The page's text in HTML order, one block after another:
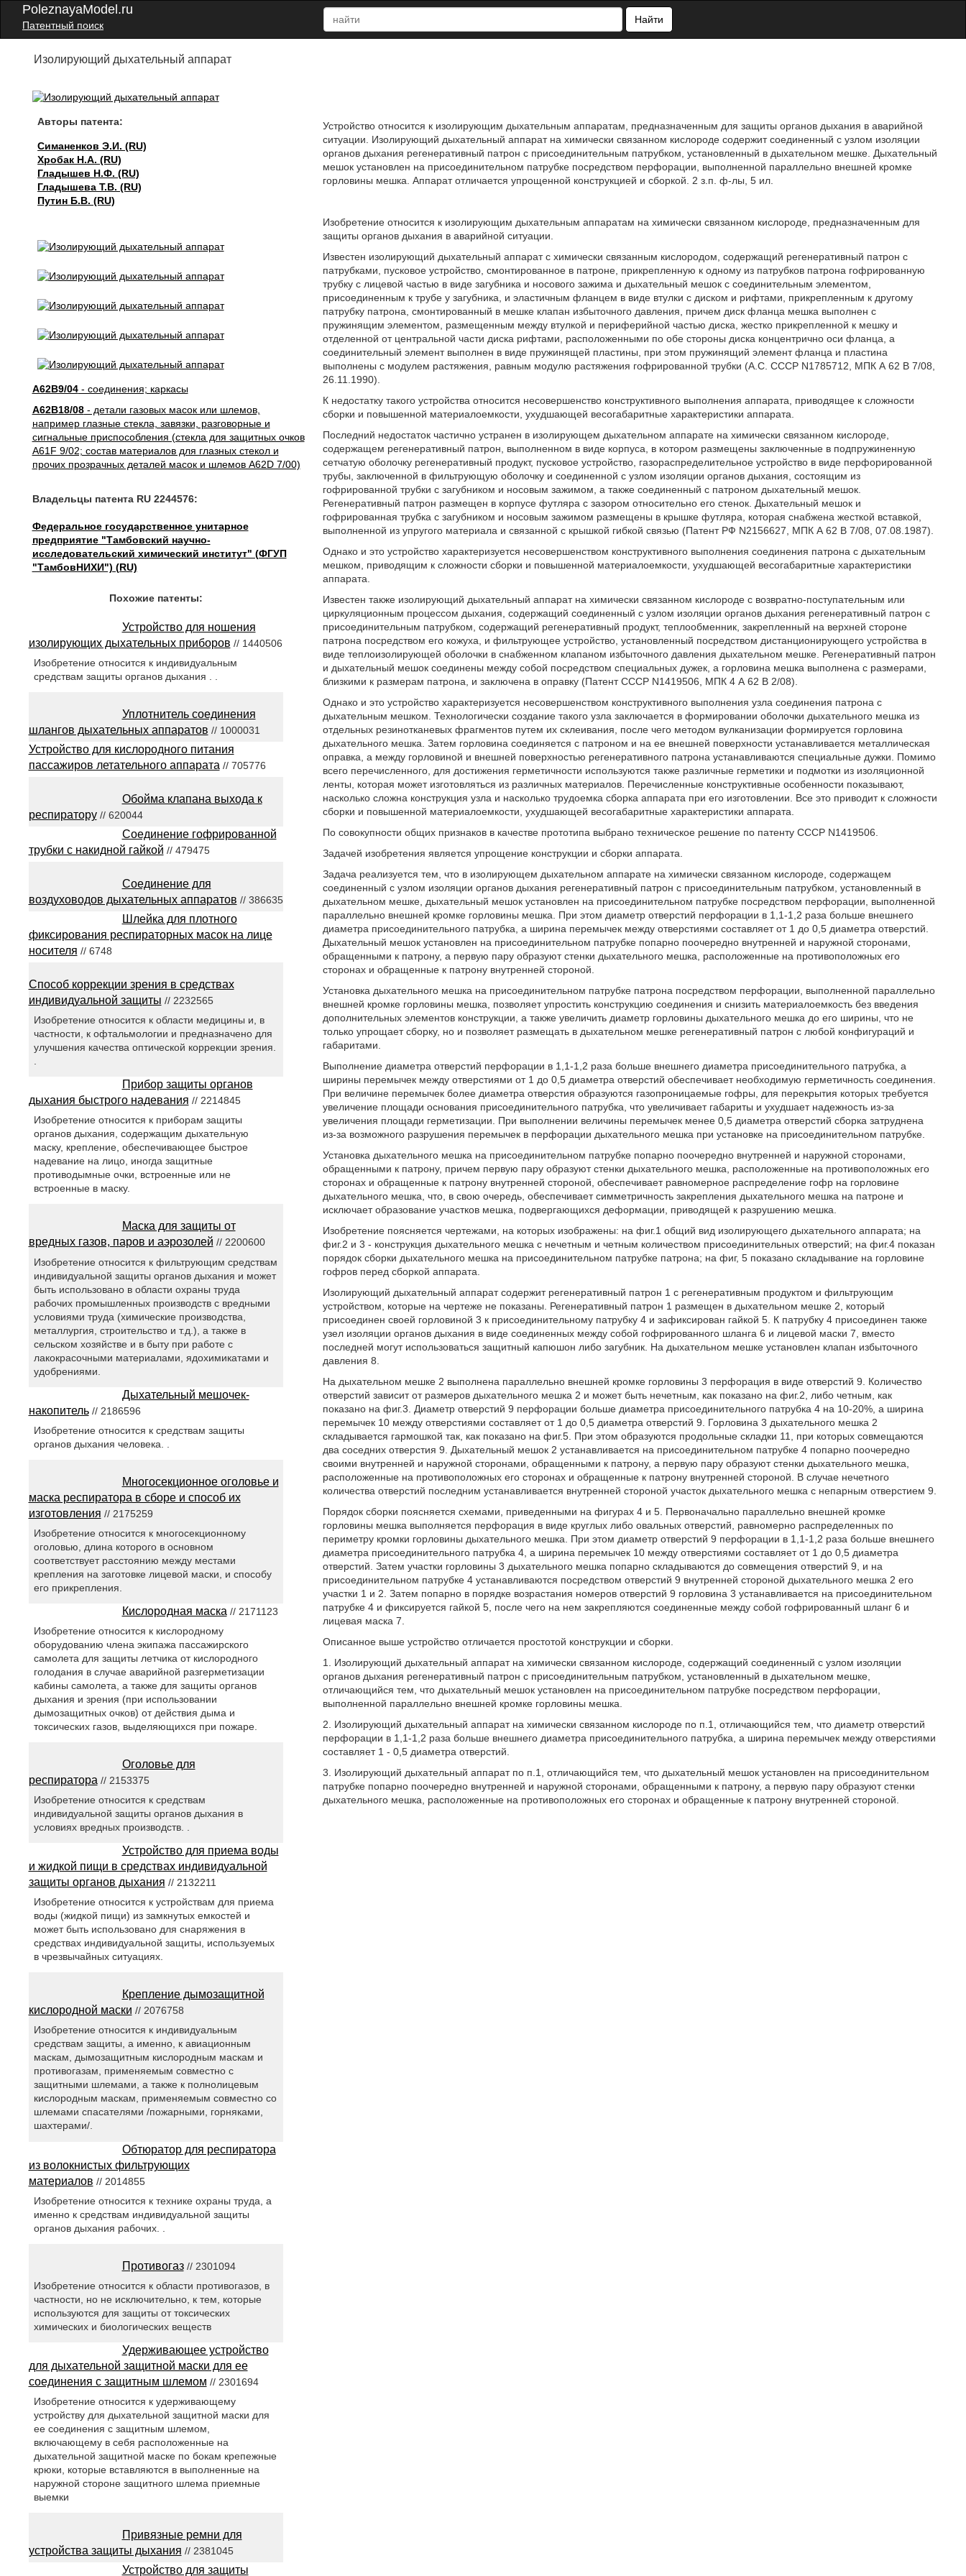
PoleznayaModel.ru
Патентный поиск
Найти
Изолирующий дыхательный аппарат
Авторы патента:
Симаненков Э.И. (RU)
Хробак Н.А. (RU)
Гладышев Н.Ф. (RU)
Гладышева Т.В. (RU)
Путин Б.В. (RU)
A62B9/04- соединения; каркасы
A62B18/08- детали газовых масок или шлемов,
например глазные стекла, завязки, разговорные и
сигнальные приспособления (стекла для защитных очков
A61F 9/02; состав материалов для глазных стекол и
прочих прозрачных деталей масок и шлемов A62D 7/00)
Владельцы патента RU 2244576:
Федеральное государственное унитарное
предприятие "Тамбовский научно-
исследовательский химический институт" (ФГУП
"ТамбовНИХИ") (RU)
Устройство относится к изолирующим дыхательным аппаратам, предназначенным для защиты органов дыхания в аварийной
ситуации. Изолирующий дыхательный аппарат на химически связанном кислороде содержит соединенный с узлом изоляции
органов дыхания регенеративный патрон с присоединительным патрубком, установленный в дыхательном мешке. Дыхательный
мешок установлен на присоединительном патрубке посредством перфорации, выполненной параллельно внешней кромке
горловины мешка. Аппарат отличается упрощенной конструкцией и сборкой. 2 з.п. ф-лы, 5 ил.
Изобретение относится к изолирующим дыхательным аппаратам на химически связанном кислороде, предназначенным для
защиты органов дыхания в аварийной ситуации.
Известен изолирующий дыхательный аппарат с химически связанным кислородом, содержащий регенеративный патрон с
патрубками, пусковое устройство, смонтированное в патроне, прикрепленную к одному из патрубков патрона гофрированную
трубку с лицевой частью в виде загубника и носового зажима и дыхательный мешок с соединительным элементом,
присоединенным к трубе у загубника, и эластичным фланцем в виде втулки с диском и рифтами, прикрепленным к другому
патрубку патрона, смонтированный в мешке клапан избыточного давления, причем диск фланца мешка выполнен с
пружинящим элементом, размещенным между втулкой и периферийной частью диска, жестко прикрепленной к мешку и
отделенной от центральной части диска рифтами, расположенными по обе стороны диска концентрично оси фланца, а
соединительный элемент выполнен в виде пружинящей пластины, при этом пружинящий элемент фланца и пластина
выполнены с модулем растяжения, равным модулю растяжения гофрированной трубки (А.С. СССР N1785712, МПК А 62 В 7/08,
26.11.1990).
К недостатку такого устройства относится несовершенство конструктивного выполнения аппарата, приводящее к сложности
сборки и повышенной материалоемкости, ухудшающей весогабаритные характеристики аппарата.
Последний недостаток частично устранен в изолирующем дыхательном аппарате на химически связанном кислороде,
содержащем регенеративный патрон, выполненном в виде корпуса, в котором размещены заключенные в подпружиненную
сетчатую оболочку регенеративный продукт, пусковое устройство, газораспределительное устройство в виде перфорированной
трубы, заключенной в фильтрующую оболочку и соединенной с узлом изоляции органов дыхания, состоящим из
гофрированной трубки с загубником и носовым зажимом, а также соединенный с патроном дыхательный мешок.
Регенеративный патрон размещен в корпусе футляра с зазором относительно его стенок. Дыхательный мешок и
гофрированная трубка с загубником и носовым зажимом размещены в крышке футляра, которая снабжена жесткой вставкой,
выполненной из упругого материала и связанной с крышкой гибкой связью (Патент РФ N2156627, МПК А 62 В 7/08, 07.08.1987).
Однако и это устройство характеризуется несовершенством конструктивного выполнения соединения патрона с дыхательным
мешком, приводящим к сложности сборки и повышенной материалоемкости, ухудшающей весогабаритные характеристики
аппарата.
Известен также изолирующий дыхательный аппарат на химически связанном кислороде с возвратно-поступательным или
циркуляционным процессом дыхания, содержащий соединенный с узлом изоляции органов дыхания регенеративный патрон с
присоединительным патрубком, содержащий регенеративный продукт, теплообменник, закрепленный на верхней стороне
патрона посредством его кожуха, и фильтрующее устройство, установленный посредством дистанционирующего устройства в
виде теплоизолирующей оболочки в снабженном клапаном избыточного давления дыхательном мешке. Регенеративный патрон
и дыхательный мешок соединены между собой посредством специальных дужек, а горловина мешка выполнена с размерами,
близкими к размерам патрона, и заключена в оправку (Патент СССР N1419506, МПК 4 А 62 В 2/08).
Однако и это устройство характеризуется несовершенством конструктивного выполнения узла соединения патрона с
дыхательным мешком. Технологически создание такого узла заключается в формировании оболочки дыхательного мешка из
отдельных резинотканевых фрагментов путем их склеивания, после чего методом вулканизации формируется горловина
дыхательного мешка. Затем горловина соединяется с патроном и на ее внешней поверхности устанавливается металлическая
оправка, а между горловиной и внешней поверхностью регенеративного патрона устанавливаются специальные дужки. Помимо
всего перечисленного, для достижения герметичности используются также различные герметики и подмотки из изоляционной
ленты, которая может изготовляться из различных материалов. Перечисленные конструктивные особенности показывают,
насколько сложна конструкция узла и насколько трудоемка сборка аппарата при его изготовлении. Все это приводит к сложности
сборки и повышенной материалоемкости, ухудшающей весогабаритные характеристики аппарата.
По совокупности общих признаков в качестве прототипа выбрано техническое решение по патенту СССР N1419506.
Задачей изобретения является упрощение конструкции и сборки аппарата.
Задача реализуется тем, что в изолирующем дыхательном аппарате на химически связанном кислороде, содержащем
соединенный с узлом изоляции органов дыхания регенеративный патрон с присоединительным патрубком, установленный в
дыхательном мешке, дыхательный мешок установлен на присоединительном патрубке посредством перфорации, выполненной
параллельно внешней кромке горловины мешка. При этом диаметр отверстий перфорации в 1,1-1,2 раза больше внешнего
диаметра присоединительного патрубка, а ширина перемычек между отверстиями составляет от 1 до 0,5 диаметра отверстий.
Дыхательный мешок установлен на присоединительном патрубке попарно поочередно внутренней и наружной сторонами,
обращенными к патрону, а первую пару образуют стенки дыхательного мешка, расположенные на противоположных его
сторонах и обращенные к патрону внутренней стороной.
Установка дыхательного мешка на присоединительном патрубке патрона посредством перфорации, выполненной параллельно
внешней кромке горловины мешка, позволяет упростить конструкцию соединения и снизить материалоемкость без введения
дополнительных элементов конструкции, а также увеличить диаметр горловины дыхательного мешка до его ширины, что не
только упрощает сборку, но и позволяет размещать в дыхательном мешке регенеративный патрон с любой конфигураций и
габаритами.
Выполнение диаметра отверстий перфорации в 1,1-1,2 раза больше внешнего диаметра присоединительного патрубка, а
ширины перемычек между отверстиями от 1 до 0,5 диаметра отверстий обеспечивает необходимую герметичность соединения.
При величине перемычек более диаметра отверстия образуются газопроницаемые гофры, для перекрытия которых требуется
увеличение площади основания присоединительного патрубка, что увеличивает габариты и ухудшает надежность из-за
увеличения площади герметизации. При выполнении величины перемычек менее 0,5 диаметра отверстий сборка затруднена
из-за возможного разрушения перемычек в перфорации дыхательного мешка при установке на присоединительном патрубке.
Установка дыхательного мешка на присоединительном патрубке попарно поочередно внутренней и наружной сторонами,
обращенными к патрону, причем первую пару образуют стенки дыхательного мешка, расположенные на противоположных его
сторонах и обращенные к патрону внутренней стороной, обеспечивает равномерное распределение гофр на горловине
дыхательного мешка, что, в свою очередь, обеспечивает симметричность закрепления дыхательного мешка на патроне и
исключает образование участков мешка, подвергающихся деформации, приводящей к разрушению мешка.
Изобретение поясняется чертежами, на которых изображены: на фиг.1 общий вид изолирующего дыхательного аппарата; на
фиг.2 и 3 - конструкция дыхательного мешка с нечетным и четным количеством присоединительных отверстий; на фиг.4 показан
порядок сборки дыхательного мешка на присоединительном патрубке патрона; на фиг, 5 показано складывание на горловине
гофров перед сборкой аппарата.
Изолирующий дыхательный аппарат содержит регенеративный патрон 1 с регенеративным продуктом и фильтрующим
устройством, которые на чертеже не показаны. Регенеративный патрон 1 размещен в дыхательном мешке 2, который
присоединен своей горловиной 3 к присоединительному патрубку 4 и зафиксирован гайкой 5. К патрубку 4 присоединен также
узел изоляции органов дыхания в виде соединенных между собой гофрированного шланга 6 и лицевой маски 7, вместо
последней могут использоваться защитный капюшон либо загубник. На дыхательном мешке установлен клапан избыточного
давления 8.
На дыхательном мешке 2 выполнена параллельно внешней кромке горловины 3 перфорация в виде отверстий 9. Количество
отверстий зависит от размеров дыхательного мешка 2 и может быть нечетным, как показано на фиг.2, либо четным, как
показано на фиг.3. Диаметр отверстий 9 перфорации больше диаметра присоединительного патрубка 4 на 10-20%, а ширина
перемычек 10 между отверстиями составляет от 1 до 0,5 диаметра отверстий 9. Горловина 3 дыхательного мешка 2
складывается гармошкой так, как показано на фиг.5. При этом образуются продольные складки 11, при которых совмещаются
два соседних отверстия 9. Дыхательный мешок 2 устанавливается на присоединительном патрубке 4 попарно поочередно
своими внутренней и наружной сторонами, обращенными к патрону, а первую пару образуют стенки дыхательного мешка,
расположенные на противоположных его сторонах и обращенные к патрону внутренней стороной. В случае нечетного
количества отверстий последним устанавливается внутренней стороной участок дыхательного мешка с непарным отверстием 9.
Порядок сборки поясняется схемами, приведенными на фигурах 4 и 5. Первоначально параллельно внешней кромке
горловины мешка выполняется перфорация в виде круглых либо овальных отверстий, равномерно распределенных по
периметру кромки горловины дыхательного мешка. При этом диаметр отверстий 9 перфорации в 1,1-1,2 раза больше внешнего
диаметра присоединительного патрубка 4, а ширина перемычек 10 между отверстиями составляет от 1 до 0,5 диаметра
отверстий. Затем участки горловины 3 дыхательного мешка попарно складываются до совмещения отверстий 9, и на
присоединительном патрубке 4 устанавливаются посредством отверстий 9 внутренней стороной дыхательного мешка 2 его
участки 1 и 2. Затем попарно в порядке возрастания номеров отверстий 9 горловина 3 устанавливается на присоединительном
патрубке 4 и фиксируется гайкой 5, после чего на нем закрепляются соединенные между собой гофрированный шланг 6 и
лицевая маска 7.
Описанное выше устройство отличается простотой конструкции и сборки.
1. Изолирующий дыхательный аппарат на химически связанном кислороде, содержащий соединенный с узлом изоляции
органов дыхания регенеративный патрон с присоединительным патрубком, установленный в дыхательном мешке,
отличающийся тем, что дыхательный мешок установлен на присоединительном патрубке посредством перфорации,
выполненной параллельно внешней кромке горловины мешка.
2. Изолирующий дыхательный аппарат на химически связанном кислороде по п.1, отличающийся тем, что диаметр отверстий
перфорации в 1,1-1,2 раза больше внешнего диаметра присоединительного патрубка, а ширина перемычек между отверстиями
составляет 1 - 0,5 диаметра отверстий.
3. Изолирующий дыхательный аппарат по п.1, отличающийся тем, что дыхательный мешок установлен на присоединительном
патрубке попарно поочередно внутренней и наружной сторонами, обращенными к патрону, а первую пару образуют стенки
дыхательного мешка, расположенные на противоположных его сторонах и обращенные к патрону внутренней стороной.
Похожие патенты:
Устройство для ношения
изолирующих дыхательных приборов // 1440506
Изобретение относится к индивидуальным
средствам защиты органов дыхания . .
Уплотнитель соединения
шлангов дыхательных аппаратов // 1000031
Устройство для кислородного питания
пассажиров летательного аппарата // 705776
Обойма клапана выхода к
респиратору// 620044
Соединение гофрированной
трубки с накидной гайкой // 479475
Соединение для
воздуховодов дыхательных аппаратов // 386635
Шлейка для плотного
фиксирования респираторных масок на лице
носителя // 6748
Способ коррекции зрения в средствах
индивидуальной защиты // 2232565
Изобретение относится к области медицины и, в
частности, к офтальмологии и предназначено для
улучшения качества оптической коррекции зрения.
.
Прибор защиты органов
дыхания быстрого надевания // 2214845
Изобретение относится к приборам защиты
органов дыхания, содержащим дыхательную
маску, крепление, обеспечивающее быстрое
надевание на лицо, иногда защитные
противодымные очки, встроенные или не
встроенные в маску.
Маска для защиты от
вредных газов, паров и аэрозолей // 2200600
Изобретение относится к фильтрующим средствам
индивидуальной защиты органов дыхания и может
быть использовано в области охраны труда
рабочих промышленных производств с вредными
условиями труда (химические производства,
металлургия, строительство и т.д.), а также в
сельском хозяйстве и в быту при работе с
лакокрасочными материалами, ядохимикатами и
удобрениями.
Дыхательный мешочек-
накопитель// 2186596
Изобретение относится к средствам защиты
органов дыхания человека. .
Многосекционное оголовье и
маска респиратора в сборе и способ их
изготовления // 2175259
Изобретение относится к многосекционному
оголовью, длина которого в основном
соответствует расстоянию между местами
крепления на заготовке лицевой маски, и способу
его прикрепления.
Кислородная маска // 2171123
Изобретение относится к кислородному
оборудованию члена экипажа пассажирского
самолета для защиты летчика от кислородного
голодания в случае аварийной разгерметизации
кабины самолета, а также для защиты органов
дыхания и зрения (при использовании
дымозащитных очков) от действия дыма и
токсических газов, выделяющихся при пожаре.
Оголовье для
респиратора // 2153375
Изобретение относится к средствам
индивидуальной защиты органов дыхания в
условиях вредных производств. .
Устройство для приема воды
и жидкой пищи в средствах индивидуальной
защиты органов дыхания // 2132211
Изобретение относится к устройствам для приема
воды (жидкой пищи) из замкнутых емкостей и
может быть использовано для снаряжения в
средствах индивидуальной защиты, используемых
в чрезвычайных ситуациях.
Крепление дымозащитной
кислородной маски // 2076758
Изобретение относится к индивидуальным
средствам защиты, а именно, к авиационным
маскам, дымозащитным кислородным маскам и
противогазам, применяемым совместно с
защитными шлемами, а также к полнолицевым
кислородным маскам, применяемым совместно со
шлемами спасателями /пожарными, горняками,
шахтерами/.
Обтюратор для респиратора
из волокнистых фильтрующих
материалов // 2014855
Изобретение относится к технике охраны труда, а
именно к средствам индивидуальной защиты
органов дыхания рабочих. .
Противогаз// 2301094
Изобретение относится к области противогазов, в
частности, но не исключительно, к тем, которые
используются для защиты от токсических
химических и биологических веществ
Удерживающее устройство
для дыхательной защитной маски для ее
соединения с защитным шлемом // 2301694
Изобретение относится к удерживающему
устройству для дыхательной защитной маски для
ее соединения с защитным шлемом,
включающему в себя расположенные на
дыхательной защитной маске по бокам крепежные
крюки, которые вставляются в выполненные на
наружной стороне защитного шлема приемные
выемки
Привязные ремни для
устройства защиты дыхания // 2381045
Устройство для защиты